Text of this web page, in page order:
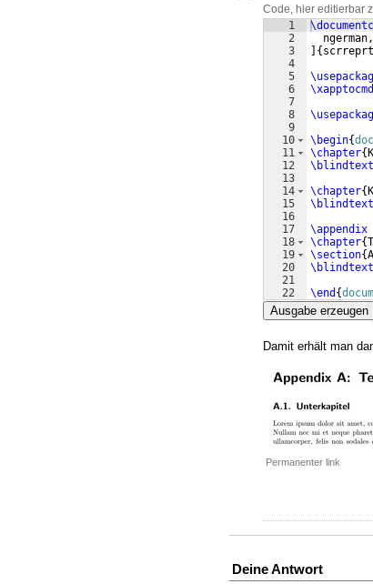
Code, hier editierbar
1
2
3
4
5
6
7
8
9
10
11
12
13
14
15
16
17
18
19
20
21
22
  ngerman,
{ scrreprt
\begin{
\chapter{
\blindtext
\chapter{
\blindtext
\appendix
\chapter{
\section{
\blindtext
\end {
Ausgabe erzeugen
Damit erhält man
Permanenter link
Deine Antwort